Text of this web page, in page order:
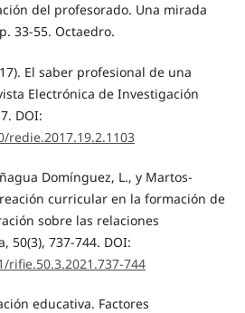
del profesorado. Una mirada
33-55. Octaedro.
El saber profesional de una
Electrónica de Investigación
DOI:
redie.2017.19.2.1103
Domínguez, L., y Martos-
curricular en la formación de
sobre las relaciones
50(3), 737-744. DOI:
744
educativa. Factores